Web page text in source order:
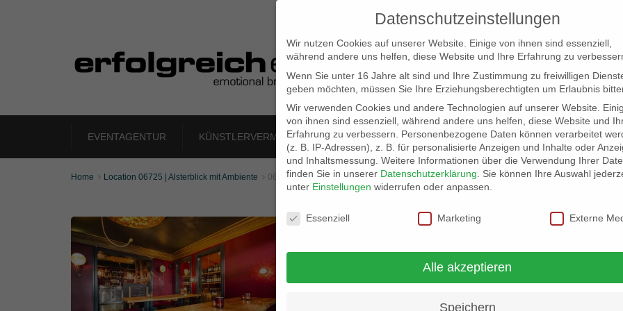
EVENTAGENTUR KÜNSTLERVERMITTLUNG LOCATION SCOUT ELB-LOCATION: PANORAMA
Home  Location 06725 | Alsterblick mit Ambiente  06725_08
Datenschutzeinstellungen
Wir nutzen Cookies auf unserer Website. Einige von ihnen sind essenziell,
während andere uns helfen, diese Website und Ihre Erfahrung zu
Wenn Sie unter 16 Jahre alt sind und Ihre Zustimmung zu freiwilligen
geben möchten, müssen Sie Ihre Erziehungsberechtigten um Erlaubnis
Wir verwenden Cookies und andere Technologien auf unserer Website.
von ihnen sind essenziell, während andere uns helfen, diese Website und
Erfahrung zu verbessern.
Personenbezogene Daten können verarbeitet
(z. B. IP-Adressen), z. B. für personalisierte Anzeigen und Inhalte oder
und Inhaltsmessung. Weitere Informationen über die Verwendung Ihrer
finden Sie in unserer Datenschutzerklärung
Sie können Ihre Auswahl
unter Einstellungen widerrufen oder anpassen.
Datenschutzeinstellungen
Essenziell Marketing Externe
Alle akzeptieren
Speichern